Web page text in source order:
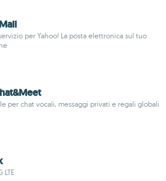
per Yahoo! La posta elettronica sul tuo
per chat vocali, messaggi privati e regali globali
LTE